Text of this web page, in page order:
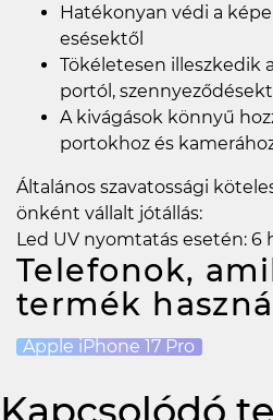
Hatékonyan védi a
esésektől
Tökéletesen illeszkedik
portól,
A kivágások könnyű
portokhoz és
Általános szavatossági
önként vállalt jótállás:
Led UV nyomtatás esetén: 6
Telefonok,
termék
Apple iPhone 17 Pro
Kapcsolódó